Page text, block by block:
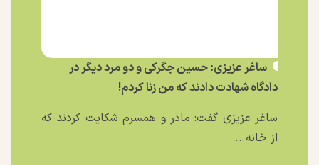
ساغر عزیزی: حسین جگرکی و دو مرد دیگر در
دادگاه شهادت دادند که من زنا کردم!
ساغر عزیزی گفت: مادر و همسرم شکایت کردند که
از خانه...